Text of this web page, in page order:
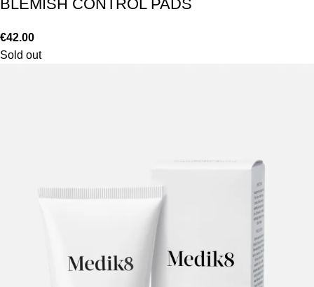
BLEMISH CONTROL PADS
€42.00
Sold out